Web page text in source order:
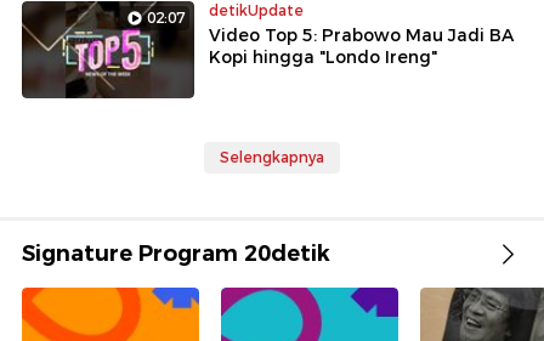
02:07 detikUpdate
Video Top 5: Prabowo Mau Jadi BA
Kopi hingga "Londo Ireng"
Selengkapnya
Signature Program 20detik